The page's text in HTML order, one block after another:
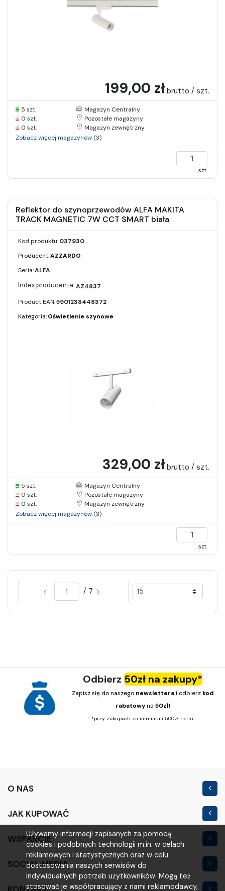
Używamy informacji zapisanych za pomocą
cookies i podobnych technologii m.in. w celach
reklamowych i statystycznych oraz w celu
dostosowania naszych serwisów do
indywidualnych potrzeb użytkowników. Mogą też
stosować je współpracujący z nami reklamodawcy,
199,00 zł brutto / szt.
5 szt.
Magazyn Centralny
0 szt.
Pozostałe magazyny
0 szt.
Magazyn zewnętrzny
Zobacz więcej magazynów (3)
szt.
Reflektor do szynoprzewodów ALFA MAKITA
TRACK MAGNETIC 7W CCT SMART biała
Kod produktu:037930
Producent:AZZARDO
Seria:ALFA
AZ4837
Product EAN:5901238448372
Kategoria:Oświetlenie szynowe
329,00 zł brutto / szt.
5 szt.
Magazyn Centralny
0 szt.
Pozostałe magazyny
0 szt.
Magazyn zewnętrzny
Zobacz więcej magazynów (3)
szt.
/ 7
Odbierz 50zł na zakupy*
Zapisz się do naszego newsletterai odbierz kod
rabatowyna 50zł!
*przy zakupach za minimum 500zł netto.
O NAS
Outlet
JAK KUPOWAĆ
Regulamin sklepu
Polityka prywatności
Warunki i koszty
Reklamacje i zwroty
WSPARCIE
Moje konto
Logowanie
Rejestracja
SOCIAL MEDIA
KONTAKT